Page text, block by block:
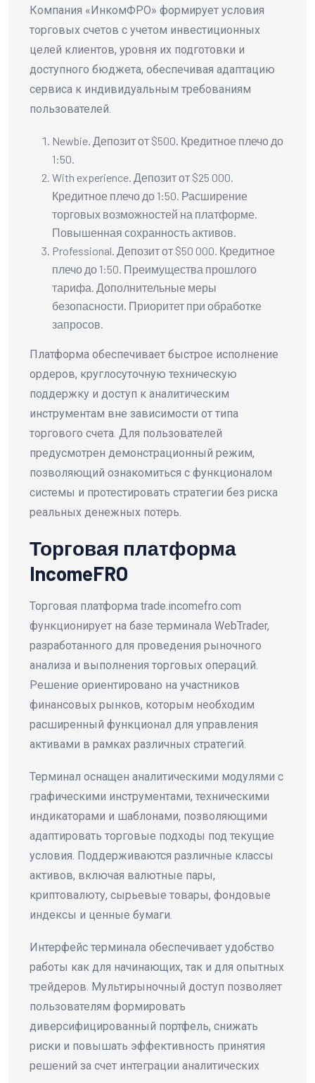
Компания «ИнкомФРО» формирует условия
торговых счетов с учетом инвестиционных
целей клиентов, уровня их подготовки и
доступного бюджета, обеспечивая адаптацию
сервиса к индивидуальным требованиям
пользователей.
Newbie. Депозит от $500. Кредитное плечо до
1:50.
With experience. Депозит от $25 000.
Кредитное плечо до 1:50. Расширение
торговых возможностей на платформе.
Повышенная сохранность активов.
Professional. Депозит от $50 000. Кредитное
плечо до 1:50. Преимущества прошлого
тарифа. Дополнительные меры
безопасности. Приоритет при обработке
запросов.
Платформа обеспечивает быстрое исполнение
ордеров, круглосуточную техническую
поддержку и доступ к аналитическим
инструментам вне зависимости от типа
торгового счета. Для пользователей
предусмотрен демонстрационный режим,
позволяющий ознакомиться с функционалом
системы и протестировать стратегии без риска
реальных денежных потерь.
Торговая платформа
IncomeFRO
Торговая платформа trade.incomefro.com
функционирует на базе терминала WebTrader,
разработанного для проведения рыночного
анализа и выполнения торговых операций.
Решение ориентировано на участников
финансовых рынков, которым необходим
расширенный функционал для управления
активами в рамках различных стратегий.
Терминал оснащен аналитическими модулями с
графическими инструментами, техническими
индикаторами и шаблонами, позволяющими
адаптировать торговые подходы под текущие
условия. Поддерживаются различные классы
активов, включая валютные пары,
криптовалюту, сырьевые товары, фондовые
индексы и ценные бумаги.
Интерфейс терминала обеспечивает удобство
работы как для начинающих, так и для опытных
трейдеров. Мультирыночный доступ позволяет
пользователям формировать
диверсифицированный портфель, снижать
риски и повышать эффективность принятия
решений за счет интеграции аналитических